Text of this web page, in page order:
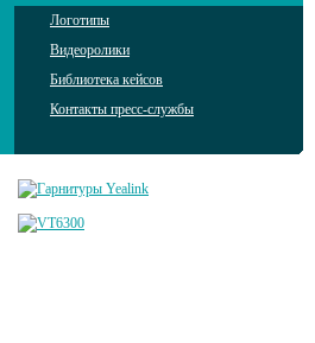
Логотипы
Видеоролики
Библиотека кейсов
Контакты пресс-службы